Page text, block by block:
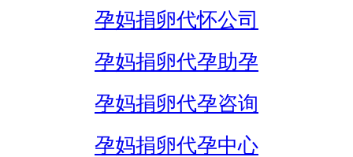
孕妈捐卵代怀公司
孕妈捐卵代孕助孕
孕妈捐卵代孕咨询
孕妈捐卵代孕中心